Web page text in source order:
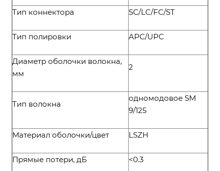
Тип коннектора SC/LC/FC/ST
Тип полировки APC/UPC
Диаметр оболочки волокна,
мм
2
Тип волокна
одномодовое SM
9/125
Материал оболочки/цвет LSZH
Прямые потери, дБ <0.3